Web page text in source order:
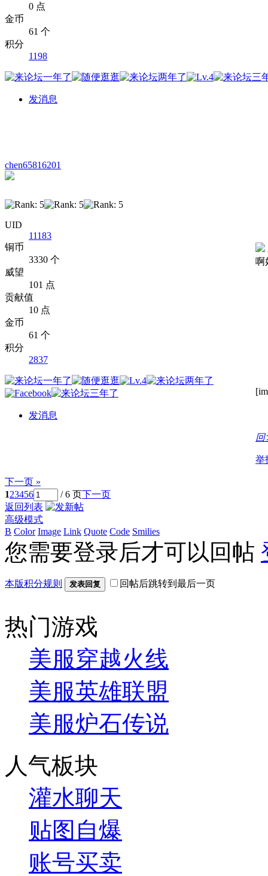
0 点
金币
61 个
积分
1198
发消息
chen65816201
UID
11183
铜币
3330 个
威望
101 点
贡献值
10 点
金币
61 个
积分
2837
发消息
啊
回
举
下一页 »
123456 / 6 页下一页
返回列表
高级模式
B Color Image Link Quote Code Smilies
您需要登录后才可以回帖
本版积分规则 发表回复 回帖后跳转到最后一页
热门游戏
美服穿越火线
美服英雄联盟
美服炉石传说
人气板块
灌水聊天
贴图自爆
账号买卖